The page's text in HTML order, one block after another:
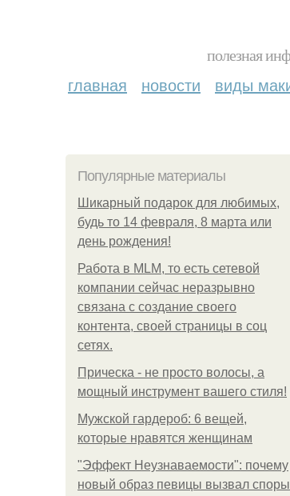
полезная
главная новости виды
Популярные материалы
Шикарный подарок для любимых,
будь то 14 февраля, 8 марта или
день рождения!
Работа в MLM, то есть сетевой
компании сейчас неразрывно
связана с создание своего
контента, своей страницы в соц
сетях.
Прическа - не просто волосы, а
мощный инструмент вашего стиля!
Мужской гардероб: 6 вещей,
которые нравятся женщинам
"Эффект Неузнаваемости": почему
новый образ певицы вызвал споры